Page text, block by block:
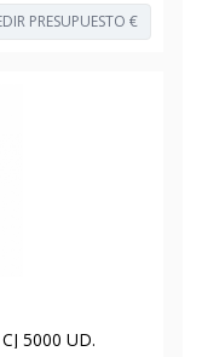
PRESUPUESTO €
5000 UD.